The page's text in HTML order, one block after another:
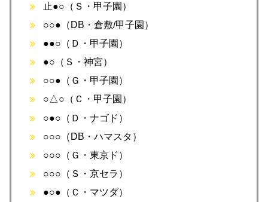
止●○（Ｓ・甲子園）
○○●（DB・倉敷/甲子園）
●●○（Ｄ・甲子園）
●○（Ｓ・神宮）
○○●（Ｇ・甲子園）
○△○（Ｃ・甲子園）
○●○（Ｄ・ナゴド）
○○○（DB・ハマスタ）
○○○（Ｇ・東京ド）
○○○（Ｓ・京セラ）
●○●（Ｃ・マツダ）